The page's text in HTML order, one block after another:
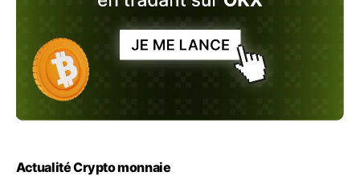
Actualité Crypto monnaie